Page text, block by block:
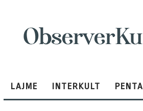
LAJME INTERKULT